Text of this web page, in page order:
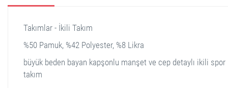
Takımlar - İkili Takım
%50 Pamuk, %42 Polyester, %8 Likra
büyük beden bayan kapşonlu manşet ve cep detaylı ikili spor
takım